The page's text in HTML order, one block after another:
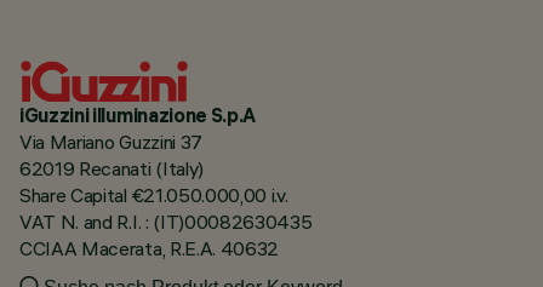
iGuzzini illuminazione S.p.A
Via Mariano Guzzini 37
62019 Recanati (Italy)
Share Capital €21.050.000,00 i.v.
VAT N. and R.I. : (IT)00082630435
CCIAA Macerata, R.E.A. 40632